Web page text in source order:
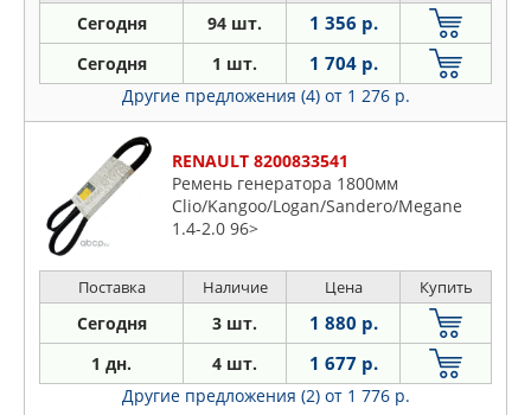
Сегодня 94 шт. 1 356 р.
Сегодня 1 шт. 1 704 р.
Другие предложения (4) от 1 276 р.
RENAULT 8200833541
Ремень генератора 1800мм
Clio/Kangoo/Logan/Sandero/Megane
1.4-2.0 96>
Поставка Наличие Цена Купить
Сегодня 3 шт. 1 880 р.
1 дн. 4 шт. 1 677 р.
Другие предложения (2) от 1 776 р.